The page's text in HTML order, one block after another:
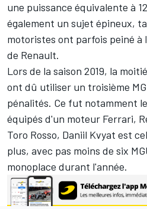
une puissance équivalente à
également un sujet épineux,
motoristes ont parfois peiné à
de Renault.
Lors de la saison 2019, la
ont dû utiliser un troisième
pénalités. Ce fut notamment
équipés d'un moteur Ferrari,
Toro Rosso, Daniil Kvyat est
plus, avec pas moins de six
monoplace durant l'année.